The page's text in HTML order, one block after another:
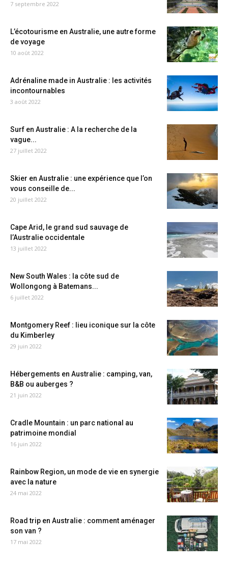
7 septembre 2022
L’écotourisme en Australie, une autre forme
de voyage
10 août 2022
Adrénaline made in Australie : les activités
incontournables
3 août 2022
Surf en Australie : A la recherche de la
vague...
27 juillet 2022
Skier en Australie : une expérience que l’on
vous conseille de...
20 juillet 2022
Cape Arid, le grand sud sauvage de
l’Australie occidentale
13 juillet 2022
New South Wales : la côte sud de
Wollongong à Batemans...
6 juillet 2022
Montgomery Reef : lieu iconique sur la côte
du Kimberley
29 juin 2022
Hébergements en Australie : camping, van,
B&B ou auberges ?
21 juin 2022
Cradle Mountain : un parc national au
patrimoine mondial
16 juin 2022
Rainbow Region, un mode de vie en synergie
avec la nature
24 mai 2022
Road trip en Australie : comment aménager
son van ?
17 mai 2022